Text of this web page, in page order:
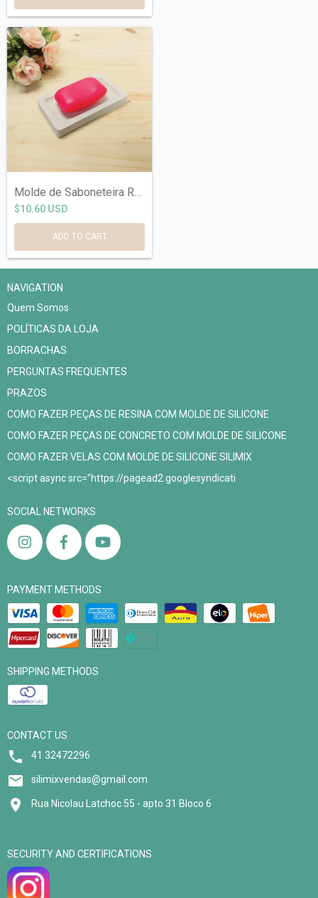
Molde de Saboneteira Ref-441
$10.60 USD
NAVIGATION
Quem Somos
POLÍTICAS DA LOJA
BORRACHAS
PERGUNTAS FREQUENTES
PRAZOS
COMO FAZER PEÇAS DE RESINA COM MOLDE DE SILICONE
COMO FAZER PEÇAS DE CONCRETO COM MOLDE DE SILICONE
COMO FAZER VELAS COM MOLDE DE SILICONE SILIMIX
<script async src="https://pagead2.googlesyndicati
SOCIAL NETWORKS
PAYMENT METHODS
SHIPPING METHODS
CONTACT US
41 32472296
silimixvendas@gmail.com
Rua Nicolau Latchoc 55 - apto 31 Bloco 6
SECURITY AND CERTIFICATIONS